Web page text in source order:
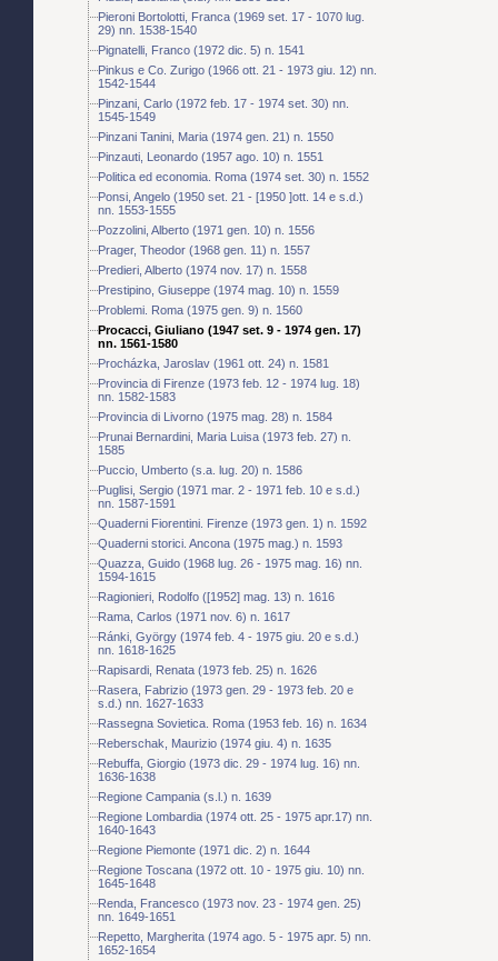
Pieroni Bortolotti, Franca (1969 set. 17 - 1070 lug.
29) nn. 1538-1540
Pignatelli, Franco (1972 dic. 5) n. 1541
Pinkus e Co. Zurigo (1966 ott. 21 - 1973 giu. 12) nn.
1542-1544
Pinzani, Carlo (1972 feb. 17 - 1974 set. 30) nn.
1545-1549
Pinzani Tanini, Maria (1974 gen. 21) n. 1550
Pinzauti, Leonardo (1957 ago. 10) n. 1551
Politica ed economia. Roma (1974 set. 30) n. 1552
Ponsi, Angelo (1950 set. 21 - [1950 ]ott. 14 e s.d.)
nn. 1553-1555
Pozzolini, Alberto (1971 gen. 10) n. 1556
Prager, Theodor (1968 gen. 11) n. 1557
Predieri, Alberto (1974 nov. 17) n. 1558
Prestipino, Giuseppe (1974 mag. 10) n. 1559
Problemi. Roma (1975 gen. 9) n. 1560
Procacci, Giuliano (1947 set. 9 - 1974 gen. 17)
nn. 1561-1580
Procházka, Jaroslav (1961 ott. 24) n. 1581
Provincia di Firenze (1973 feb. 12 - 1974 lug. 18)
nn. 1582-1583
Provincia di Livorno (1975 mag. 28) n. 1584
Prunai Bernardini, Maria Luisa (1973 feb. 27) n.
1585
Puccio, Umberto (s.a. lug. 20) n. 1586
Puglisi, Sergio (1971 mar. 2 - 1971 feb. 10 e s.d.)
nn. 1587-1591
Quaderni Fiorentini. Firenze (1973 gen. 1) n. 1592
Quaderni storici. Ancona (1975 mag.) n. 1593
Quazza, Guido (1968 lug. 26 - 1975 mag. 16) nn.
1594-1615
Ragionieri, Rodolfo ([1952] mag. 13) n. 1616
Rama, Carlos (1971 nov. 6) n. 1617
Ránki, György (1974 feb. 4 - 1975 giu. 20 e s.d.)
nn. 1618-1625
Rapisardi, Renata (1973 feb. 25) n. 1626
Rasera, Fabrizio (1973 gen. 29 - 1973 feb. 20 e
s.d.) nn. 1627-1633
Rassegna Sovietica. Roma (1953 feb. 16) n. 1634
Reberschak, Maurizio (1974 giu. 4) n. 1635
Rebuffa, Giorgio (1973 dic. 29 - 1974 lug. 16) nn.
1636-1638
Regione Campania (s.l.) n. 1639
Regione Lombardia (1974 ott. 25 - 1975 apr.17) nn.
1640-1643
Regione Piemonte (1971 dic. 2) n. 1644
Regione Toscana (1972 ott. 10 - 1975 giu. 10) nn.
1645-1648
Renda, Francesco (1973 nov. 23 - 1974 gen. 25)
nn. 1649-1651
Repetto, Margherita (1974 ago. 5 - 1975 apr. 5) nn.
1652-1654